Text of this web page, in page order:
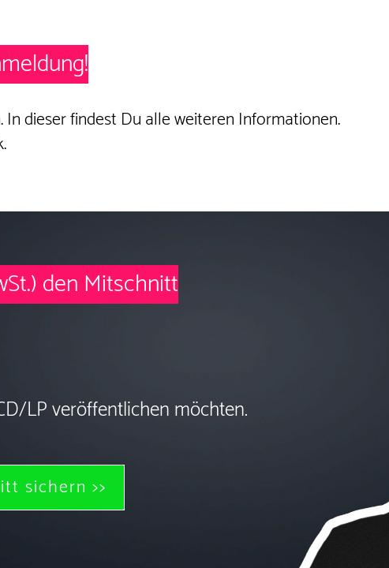
dieser findest Du alle weiteren Informationen.
den Mitschnitt
LP veröffentlichen möchten.
sichern >>